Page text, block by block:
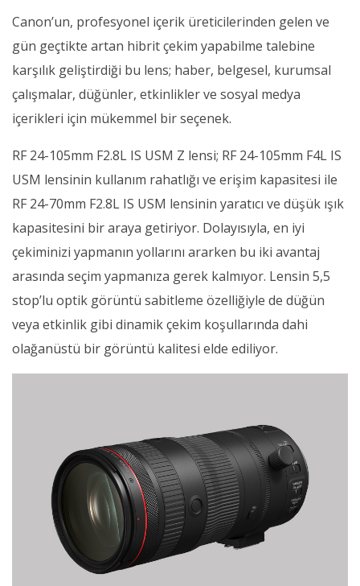
Canon’un, profesyonel içerik üreticilerinden gelen ve
gün geçtikte artan hibrit çekim yapabilme talebine
karşılık geliştirdiği bu lens; haber, belgesel, kurumsal
çalışmalar, düğünler, etkinlikler ve sosyal medya
içerikleri için mükemmel bir seçenek.
RF 24-105mm F2.8L IS USM Z lensi; RF 24-105mm F4L IS
USM lensinin kullanım rahatlığı ve erişim kapasitesi ile
RF 24-70mm F2.8L IS USM lensinin yaratıcı ve düşük ışık
kapasitesini bir araya getiriyor. Dolayısıyla, en iyi
çekiminizi yapmanın yollarını ararken bu iki avantaj
arasında seçim yapmanıza gerek kalmıyor. Lensin 5,5
stop’lu optik görüntü sabitleme özelliğiyle de düğün
veya etkinlik gibi dinamik çekim koşullarında dahi
olağanüstü bir görüntü kalitesi elde ediliyor.